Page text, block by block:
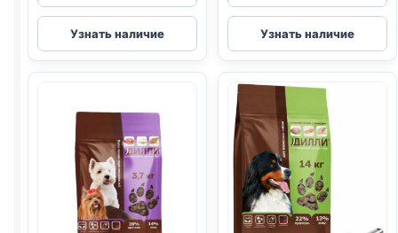
Дилли
сух.
(ВЗРОСЛЫЕ,
3,7кг
Узнать наличие
Дилли
сух.
(ВЗРОСЛЫЕ,
ПЕЧЕНЬ)
3,7кг
Узнать наличие